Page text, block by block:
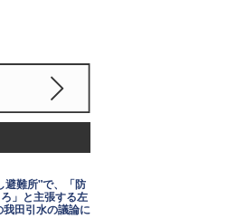
避難所"で、「防
」と主張する左
田引水の議論に